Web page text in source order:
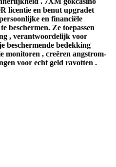
licentie en benut upgradet
en financiële
beschermen. Ze toepassen
, verantwoordelijk voor
beschermende bedekking
monitoren , creëren angstrom-
voor echt geld ravotten .